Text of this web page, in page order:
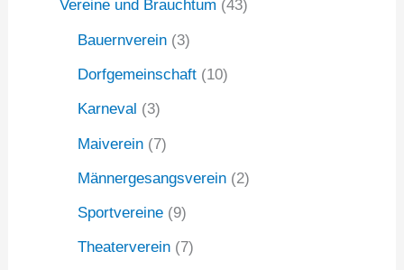
Vereine und Brauchtum (43)
Bauernverein (3)
Dorfgemeinschaft (10)
Karneval (3)
Maiverein (7)
Männergesangsverein (2)
Sportvereine (9)
Theaterverein (7)